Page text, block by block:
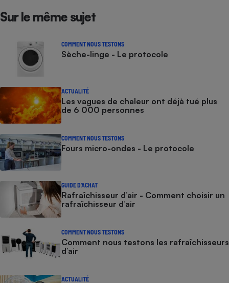
Sur le même sujet
COMMENT NOUS TESTONS
Sèche-linge - Le protocole
ACTUALITÉ
Les vagues de chaleur ont déjà tué plus
de 6 000 personnes
COMMENT NOUS TESTONS
Fours micro-ondes - Le protocole
GUIDE D'ACHAT
Rafraîchisseur d’air - Comment choisir un
rafraîchisseur d’air
COMMENT NOUS TESTONS
Comment nous testons les rafraîchisseurs
d’air
ACTUALITÉ